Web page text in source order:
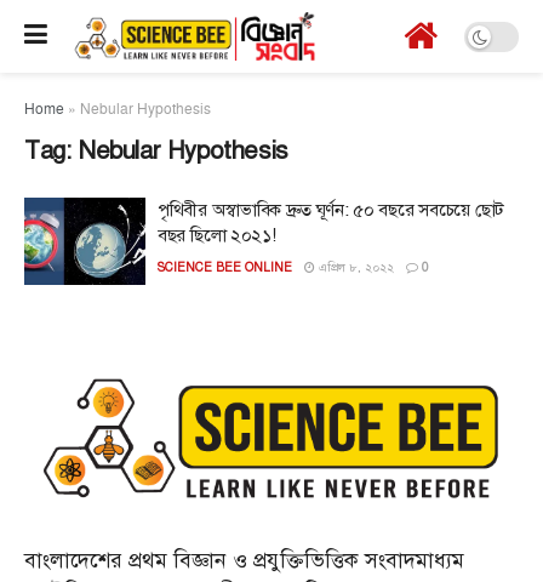
Home » Nebular Hypothesis
Tag: Nebular Hypothesis
পৃথিবীর অস্বাভাবিক দ্রুত ঘূর্ণন: ৫০ বছরে সবচেয়ে ছোট
বছর ছিলো ২০২১!
SCIENCE BEE ONLINE এপ্রিল ৮, ২০২২ 0
বাংলাদেশের প্রথম বিজ্ঞান ও প্রযুক্তিভিত্তিক সংবাদমাধ্যম